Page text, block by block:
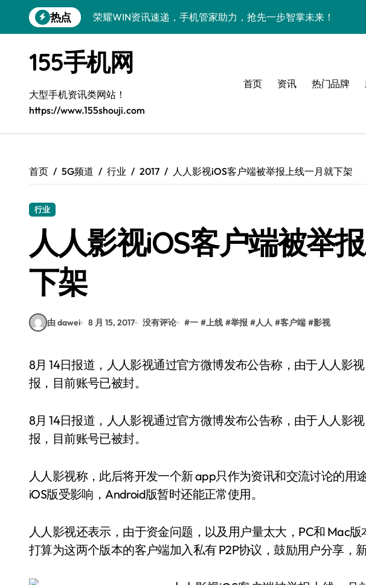
到
热点
荣耀WIN资讯速递，手机管家助力，抢先一步智掌未来！
荣耀500 Pro MOLLY版来袭！最新资讯+玩机技巧一网打尽
OPPO Find X9 Pro深度揭秘：亮点全解析+超实用技巧攻略
vivo S50 Pro mini来袭：小屏旗舰，亮点纷呈速来围观！
荣耀ROBOT PHONE：智领生活，资讯一手轻松掌控！
iPhone 17e重磅来袭：性能配置大升级，亮点全解析！
荣耀Magic8 Pro Air来袭，掌中智能开启资讯抢先新体验！
155手机网
大型手机资讯类网站！
https://www.155shouji.com
首页 资讯 热门品牌
首页 5G频道 行业 2017 人人影视iOS客户端被举报上线一月就下架
行业
人人影视iOS客户端被举
下架
由 dawei 8 月 15, 2017 没有评论 #一 # 上线 #举报 #人人 #客户端 #影视
8月 14日报道，人人影视通过官方微博发布公告称，由于人人影视 Pro的 iOS版涉嫌版权问题被举
报，目前账号已被封。
8月 14日报道，人人影视通过官方微博发布公告称，由于人人影
报，目前账号已被封。
人人影视称，此后将开发一个新 app只作为资讯和交流讨论的用
iOS版受影响，Android版暂时还能正常使用。
人人影视还表示，由于资金问题，以及用户量太大，PC和 Mac
打算为这两个版本的客户端加入私有 P2P协议，鼓励用户分享，